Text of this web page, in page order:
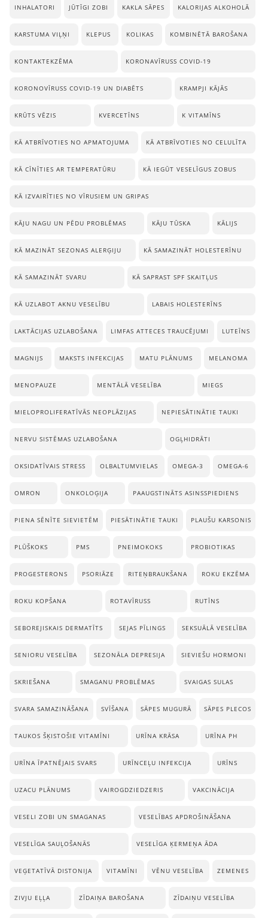
INHALATORI JŪTĪGI ZOBI KAKLA SĀPES KALORIJAS ALKOHOLĀ
KARSTUMA VIĻŅI KLEPUS KOLIKAS KOMBINĒTĀ BAROŠANA
KONTAKTEKZĒMA KORONAVĪRUSS COVID-19
KORONOVĪRUSS COVID-19 UN DIABĒTS KRAMPJI KĀJĀS
KRŪTS VĒZIS KVERCETĪNS K VITAMĪNS
KĀ ATBRĪVOTIES NO APMATOJUMA KĀ ATBRĪVOTIES NO CELULĪTA
KĀ CĪNĪTIES AR TEMPERATŪRU KĀ IEGŪT VESELĪGUS ZOBUS
KĀ IZVAIRĪTIES NO VĪRUSIEM UN GRIPAS
KĀJU NAGU UN PĒDU PROBLĒMAS KĀJU TŪSKA KĀLIJS
KĀ MAZINĀT SEZONAS ALERĢIJU KĀ SAMAZINĀT HOLESTERĪNU
KĀ SAMAZINĀT SVARU KĀ SAPRAST SPF SKAITĻUS
KĀ UZLABOT AKNU VESELĪBU LABAIS HOLESTERĪNS
LAKTĀCIJAS UZLABOŠANA LIMFAS ATTECES TRAUCĒJUMI LUTEĪNS
MAGNIJS MAKSTS INFEKCIJAS MATU PLĀNUMS MELANOMA
MENOPAUZE MENTĀLĀ VESELĪBA MIEGS
MIELOPROLIFERATĪVĀS NEOPLĀZIJAS NEPIESĀTINĀTIE TAUKI
NERVU SISTĒMAS UZLABOŠANA OGĻHIDRĀTI
OKSIDATĪVAIS STRESS OLBALTUMVIELAS OMEGA-3 OMEGA-6
OMRON ONKOLOĢIJA PAAUGSTINĀTS ASINSSPIEDIENS
PIENA SĒNĪTE SIEVIETĒM PIESĀTINĀTIE TAUKI PLAUŠU KARSONIS
PLŪŠKOKS PMS PNEIMOKOKS PROBIOTIKAS
PROGESTERONS PSORIĀZE RITEŅBRAUKŠANA ROKU EKZĒMA
ROKU KOPŠANA ROTAVĪRUSS RUTĪNS
SEBOREJISKAIS DERMATĪTS SEJAS PĪLINGS SEKSUĀLĀ VESELĪBA
SENIORU VESELĪBA SEZONĀLA DEPRESIJA SIEVIEŠU HORMONI
SKRIEŠANA SMAGANU PROBLĒMAS SVAIGAS SULAS
SVARA SAMAZINĀŠANA SVĪŠANA SĀPES MUGURĀ SĀPES PLECOS
TAUKOS ŠĶISTOŠIE VITAMĪNI URĪNA KRĀSA URĪNA PH
URĪNA ĪPATNĒJAIS SVARS URĪNCEĻU INFEKCIJA URĪNS
UZACU PLĀNUMS VAIROGDZIEDZERIS VAKCINĀCIJA
VESELI ZOBI UN SMAGANAS VESELĪBAS APDROŠINĀŠANA
VESELĪGA SAUĻOŠANĀS VESELĪGA ĶERMEŅA ĀDA
VEĢETATĪVĀ DISTONIJA VITAMĪNI VĒNU VESELĪBA ZEMENES
ZIVJU EĻĻA ZĪDAIŅA BAROŠANA ZĪDAIŅU VESELĪBA